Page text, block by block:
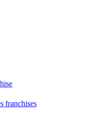
franchises